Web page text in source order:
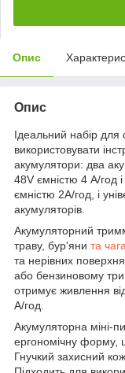
Опис
Опис
Ідеальний набір
використовувати
акумулятори: два
48V ємністю 4 А/год
ємністю 2А/год, і
акумуляторів.
Акумуляторний
траву, бур'яни та чага
та нерівних
або бензиновому
отримує живлення
А/год.
Акумуляторна міні-
ергономічну форму,
Гнучкий захисний